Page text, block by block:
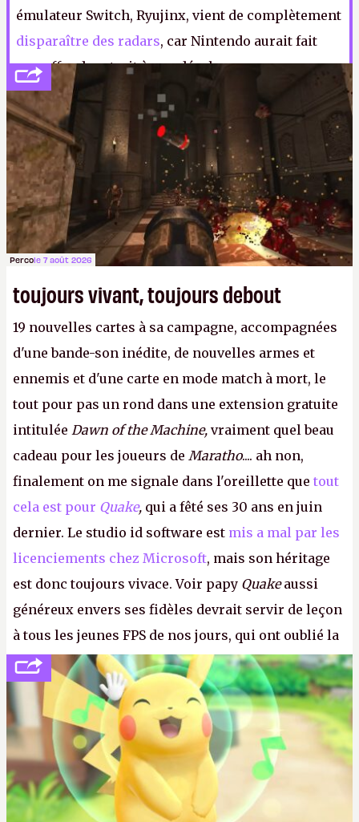
émulateur Switch, Ryujinx, vient de complètement
disparaître des radars, car Nintendo aurait fait
une offre de retrait à son développeur,
manifestement acceptée. Le genre d’offre qu’on ne
refuse pas, semble-t-il. Quoi qu’il en soit : rayée. K.
Percole 7 août 2026
toujours vivant, toujours debout
19 nouvelles cartes à sa campagne, accompagnées
d'une bande-son inédite, de nouvelles armes et
ennemis et d'une carte en mode match à mort, le
tout pour pas un rond dans une extension gratuite
intitulée Dawn of the Machine, vraiment quel beau
cadeau pour les joueurs de Maratho.... ah non,
finalement on me signale dans l'oreillette que tout
cela est pour Quake, qui a fêté ses 30 ans en juin
dernier. Le studio id software est mis a mal par les
licenciements chez Microsoft, mais son héritage
est donc toujours vivace. Voir papy Quakeaussi
généreux envers ses fidèles devrait servir de leçon
à tous les jeunes FPS de nos jours, qui ont oublié la
politesse et le respect envers leurs joueurs et les
anciens. Il leur faudrait une bonne guerre des
consoles à ces petits cons !